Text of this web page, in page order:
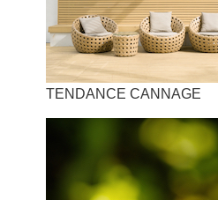
TENDANCE CANNAGE